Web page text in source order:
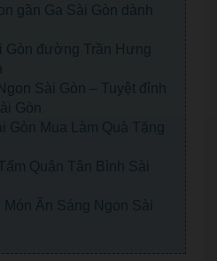
gần Ga Sài Gòn dành
Gòn đường Trần Hưng
Sài Gòn – Tuyệt đỉnh
Gòn
Gòn Mua Làm Quà Tặng
Quận Tân Bình Sài
Ăn Sáng Ngon Sài